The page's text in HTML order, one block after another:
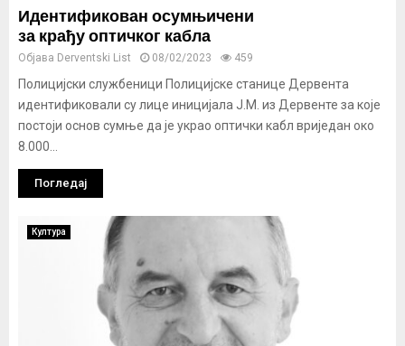
Идентификован осумњичени
за крађу оптичког кабла
Објава Derventski List 08/02/2023 459
Полицијски службеници Полицијске станице Дервента
идентификовали су лице иницијала Ј.М. из Дервенте за које
постоји основ сумње да је украо оптички кабл вриједан око
8.000...
Погледај
Култура